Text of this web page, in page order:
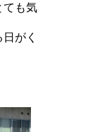
ても気
がく